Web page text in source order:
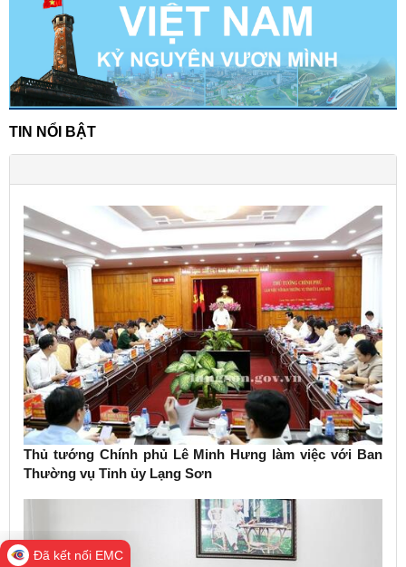
TIN NỔI BẬT
Thủ tướng Chính phủ Lê Minh Hưng làm việc với Ban
Thường vụ Tỉnh ủy Lạng Sơn
Đã kết nối EMC